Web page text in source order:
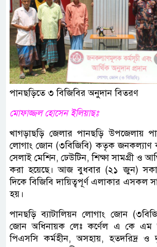
পানছড়িতে ৩ বিজিবির অনুদান বিতরণ
মোফাজ্জল হোসেন ইলিয়াছঃ
খাগড়াছড়ি জেলার পানছড়ি উপজেলায়
লোগাং জোন (৩বিজিবি) কতৃক জনকল্যাণ
সেলাই মেশিন, ঢেউটিন, শিক্ষা সামগ্রী ও
করা হয়েছে। আজ বুধবার (২১ জুন)
দিকে বিজিবি দায়িত্বপূর্ণ এলাকার এসকল
হয়।
পানছড়ি ব্যাটালিয়ন লোগাং জোন
জোন অধিনায়ক লেঃ কর্ণেল এ কে
পিএসসি কর্মহীন, অসহায়, হতদরিদ্র ও